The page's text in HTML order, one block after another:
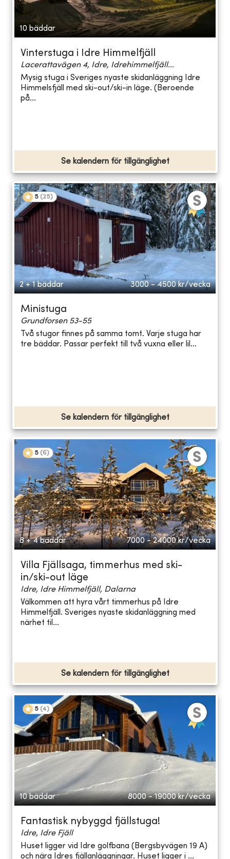
10 bäddar
Vinterstuga i Idre Himmelfjäll
Lacerattavägen 4, Idre, Idrehimmelfjäll...
Mysig stuga i Sveriges nyaste skidanläggning Idre
Himmelsfjäll med ski-out/ski-in läge. (Beroende
på...
Se kalendern för tillgänglighet
5 (25)
2 + 1 bäddar 3000 - 4500 kr/vecka
Ministuga
Grundforsen 53-55
Två stugor finnes på samma tomt. Varje stuga har
tre bäddar. Passar perfekt till två vuxna eller lil...
Se kalendern för tillgänglighet
5 (6)
8 + 4 bäddar 7000 - 24000 kr/vecka
Villa Fjällsaga, timmerhus med ski-
in/ski-out läge
Idre, Idre Himmelfjäll, Dalarna
Välkommen att hyra vårt timmerhus på Idre
Himmelfjäll. Sveriges nyaste skidanläggning med
närhet til...
Se kalendern för tillgänglighet
5 (4)
10 bäddar 8000 - 19000 kr/vecka
Fantastisk nybyggd fjällstuga!
Idre, Idre Fjäll
Huset ligger vid Idre golfbana (Bergsbyvägen 19 A)
och nära Idres fjällanläggningar. Huset ligger i ...